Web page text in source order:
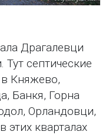
Драгалевци
Тут септические
Княжево,
Банкя, Горна
Орландовци,
кварталах